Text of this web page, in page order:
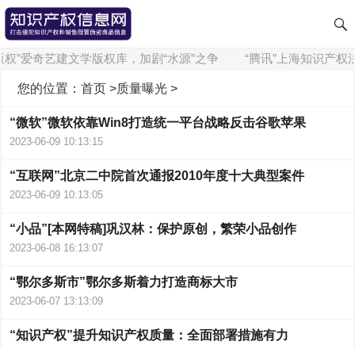
”爱奇艺建文学版权库，加剧“水源”之争 “腾讯”上海知识产权
您的位置：首页 >质量曝光 >
“微软”微软依靠Win8打造统一平台战略反击谷歌苹果
2023-06-09 10:13:15
“互联网”北京二中院首次通报2010年度十大典型案件
2023-06-09 10:13:05
“小品”[本网特稿]巩汉林：保护原创，繁荣小品创作
2023-06-08 16:13:07
“鄂尔多斯市”鄂尔多斯着力打造商标大市
2023-06-07 13:13:09
“知识产权”提升知识产权质量：全面部署措施有力